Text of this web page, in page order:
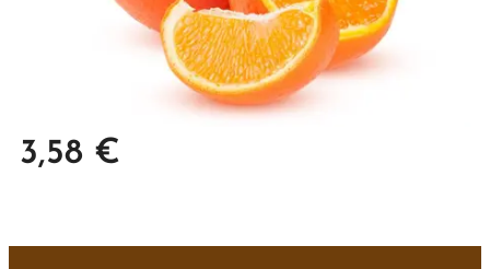
3,58 €